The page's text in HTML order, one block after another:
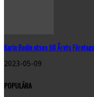
Karin Bodin utses till Årets
2023-05-09
POPULÄRA